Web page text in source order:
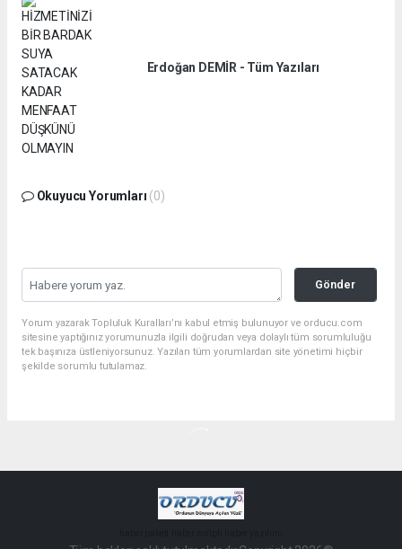
Erdoğan DEMİR - Tüm Yazıları
Okuyucu Yorumları (0)
Gönder
Yorum yazarak Topluluk Kuralları’nı kabul etmiş bulunuyor ve orducu.com
sitesine yaptığınız yorumunuzla ilgili doğrudan veya dolaylı tüm sorumluluğu
tek başınıza üstleniyorsunuz. Yazılan tüm yorumlardan site yönetimi hiçbir
şekilde sorumlu tutulamaz.